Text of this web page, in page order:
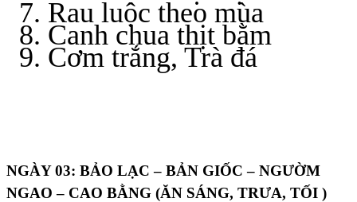
Rau luộc theo mùa
Canh chua thịt bằm
Cơm trắng, Trà đá
NGÀY 03: BẢO LẠC – BẢN GIỐC – NGƯỜM
NGAO – CAO BẰNG (ĂN SÁNG, TRƯA, TỐI )